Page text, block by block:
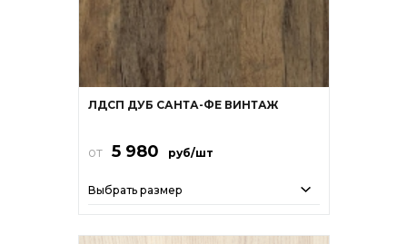
ЛДСП ДУБ САНТА-ФЕ ВИНТАЖ
от 5 980 руб/шт
Выбрать размер